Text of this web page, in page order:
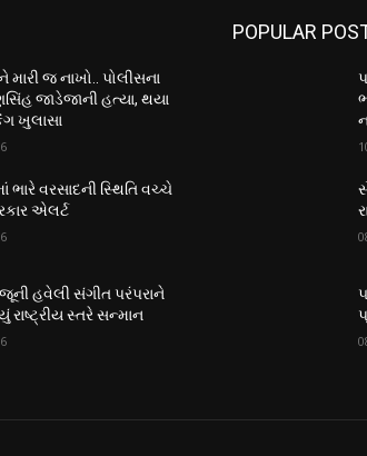
જ નાખો.. પોલીસના
જાડેજાની હત્યા, થયા
ખુલાસા
ભારે વરસાદની સ્થિતિ વચ્ચે
એલર્ટ
જૂની હવેલી સંગીત પરંપરાને
રાષ્ટ્રીય સ્તરે સન્માન
POPULAR